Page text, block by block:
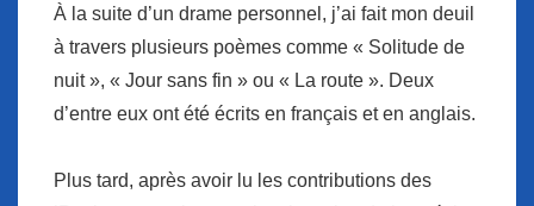
À la suite d’un drame personnel, j’ai fait mon deuil
à travers plusieurs poèmes comme « Solitude de
nuit », « Jour sans fin » ou « La route ». Deux
d’entre eux ont été écrits en français et en anglais.
Plus tard, après avoir lu les contributions des